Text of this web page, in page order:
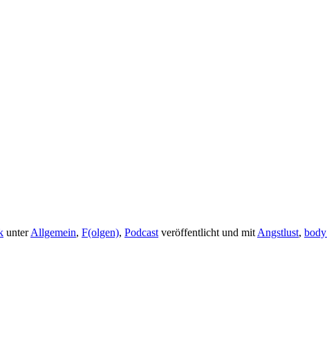
unterAllgemein, F(olgen), Podcastveröffentlicht und mitAngstlust,